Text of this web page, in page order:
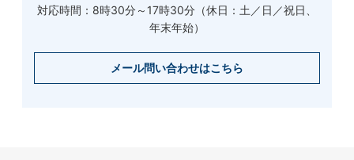
対応時間：8時30分～17時30分（休日：土／日／祝日、
年末年始）
メール問い合わせはこちら